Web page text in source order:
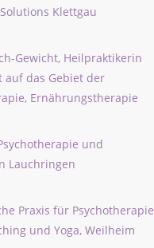
Klettgau
Gewicht, Heilpraktikerin
auf das Gebiet der
Ernährungstherapie
und
Lauchringen
Praxis für Psychotherapie
und Yoga, Weilheim